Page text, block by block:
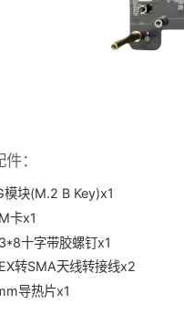
：
模块(M.2 B Key)x1
卡x1
十字带胶螺钉x1
转SMA天线转接线x2
导热片x1